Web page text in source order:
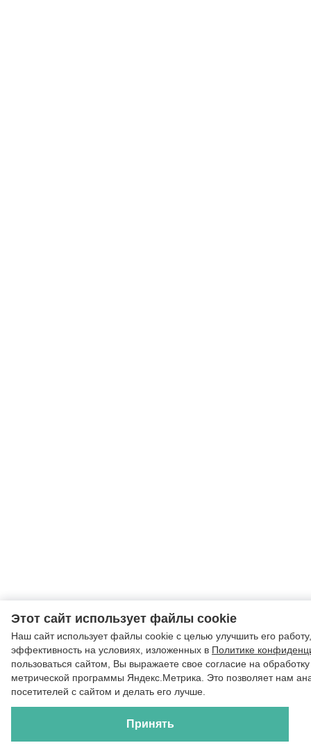
Этот сайт использует файлы cookie
Наш сайт использует файлы cookie с целью улучшить его
эффективность на условиях, изложенных в Политике
пользоваться сайтом, Вы выражаете свое согласие на
метрической программы Яндекс.Метрика. Это позволяет нам
посетителей с сайтом и делать его лучше.
Принять